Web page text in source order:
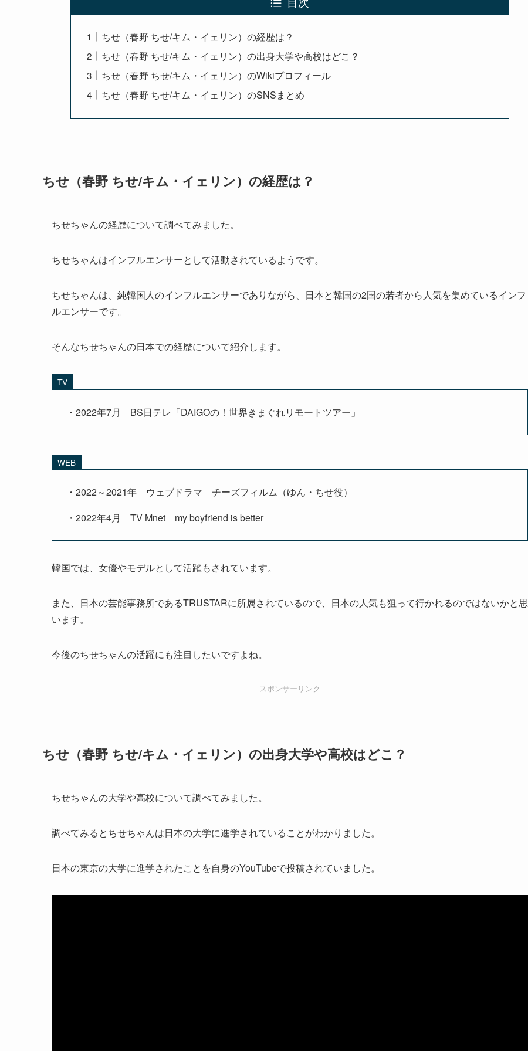
ちせ（春野 ちせ/キム・イェリン）の経歴は？
ちせ（春野 ちせ/キム・イェリン）の出身大学や高校はどこ？
ちせ（春野 ちせ/キム・イェリン）のWikiプロフィール
ちせ（春野 ちせ/キム・イェリン）のSNSまとめ
ちせ（春野 ちせ/キム・イェリン）の経歴は？
ちせちゃんの経歴について調べてみました。
ちせちゃんはインフルエンサーとして活動されているようです。
ちせちゃんは、純韓国人のインフルエンサーでありながら、日本と韓国の2国の若者から人気を集めているインフ
ルエンサーです。
そんなちせちゃんの日本での経歴について紹介します。
TV
・2022年7月 BS日テレ「DAIGOの！世界きまぐれリモートツアー」
WEB
・2022～2021年 ウェブドラマ チーズフィルム（ゆん・ちせ役）
・2022年4月 TV Mnet my boyfriend is better
韓国では、女優やモデルとして活躍もされています。
また、日本の芸能事務所であるTRUSTARに所属されているので、日本の人気も狙って行かれるのではないかと思
います。
今後のちせちゃんの活躍にも注目したいですよね。
スポンサーリンク
ちせ（春野 ちせ/キム・イェリン）の出身大学や高校はどこ？
ちせちゃんの大学や高校について調べてみました。
調べてみるとちせちゃんは日本の大学に進学されていることがわかりました。
日本の東京の大学に進学されたことを自身のYouTubeで投稿されていました。